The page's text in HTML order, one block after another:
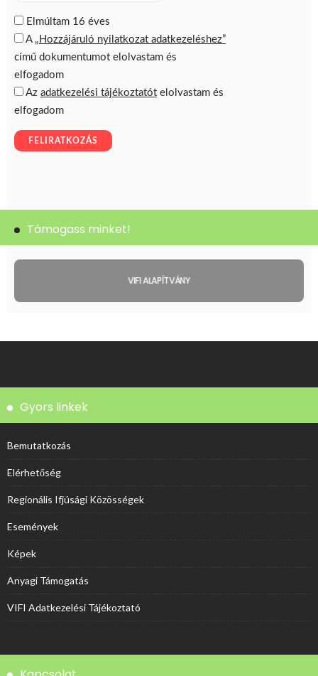
Támogass minket!
VIFI ALAPÍTVÁNY
Gyors linkek
Bemutatkozás
Elérhetőség
Regionális Ifjúsági Közösségek
Események
Képek
Anyagi Támogatás
VIFI Adatkezelési Tájékoztató